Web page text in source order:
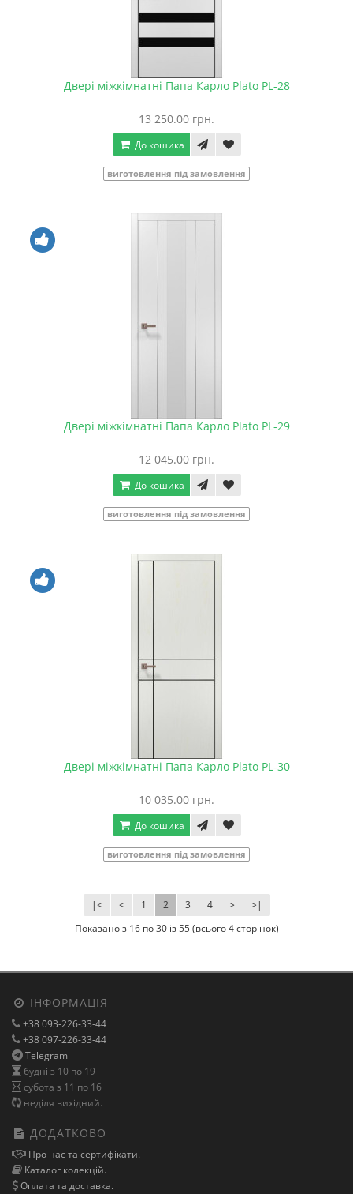
Двері міжкімнатні Папа Карло Plato PL-28
13 250.00 грн.
До кошика
виготовлення під замовлення
Двері міжкімнатні Папа Карло Plato PL-29
12 045.00 грн.
До кошика
виготовлення під замовлення
Двері міжкімнатні Папа Карло Plato PL-30
10 035.00 грн.
До кошика
виготовлення під замовлення
|< < 1 2 3 4 > >|
Показано з 16 по 30 із 55 (всього 4 сторінок)
ІНФОРМАЦІЯ
+38 093-226-33-44
+38 097-226-33-44
Telegram
будні з 10 по 19
субота з 11 по 16
неділя вихідний.
ДОДАТКОВО
Про нас та сертифікати.
Каталог колекцій.
Оплата та доставка.